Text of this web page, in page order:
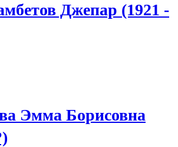
Джепар (1921 -
Эмма Борисовна